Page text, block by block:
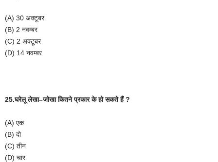
(A) 30 अक्टूबर
(B) 2 नवम्बर
(C) 2 अक्टूबर
(D) 14 नवम्बर
25.घरेलू लेखा–जोखा कितने प्रकार के हो सकते हैं ?
(A) एक
(B) दो
(C) तीन
(D) चार